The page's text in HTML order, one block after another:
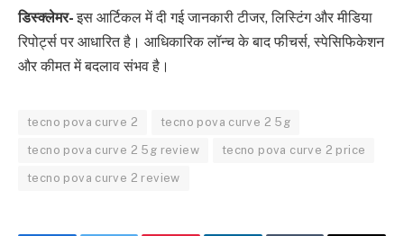
डिस्क्लेमर-इस आर्टिकल में दी गई जानकारी टीजर, लिस्टिंग और मीडिया
रिपोर्ट्स पर आधारित है। आधिकारिक लॉन्च के बाद फीचर्स, स्पेसिफिकेशन
और कीमत में बदलाव संभव है।
tecno pova curve 2 tecno pova curve 2 5g
tecno pova curve 2 5g review tecno pova curve 2 price
tecno pova curve 2 review